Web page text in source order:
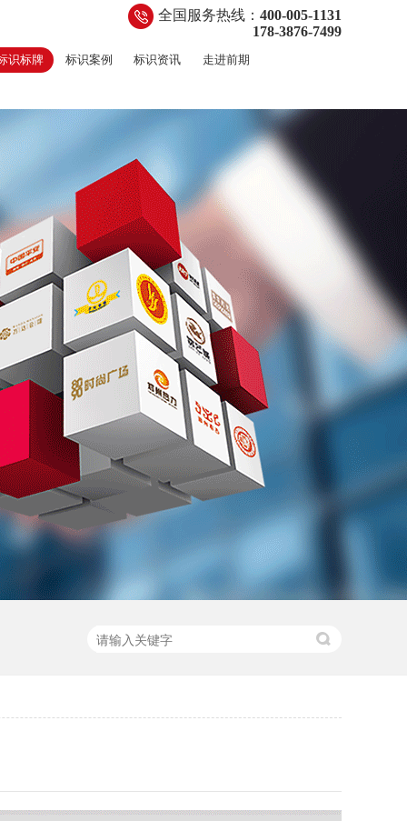
全国服务热线： 400-005-1131
178-3876-7499
识标牌 标识案例 标识资讯 走进前期